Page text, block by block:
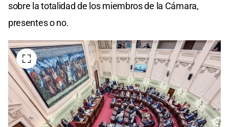
sobre la totalidad de los miembros de la Cámara,
presentes o no.